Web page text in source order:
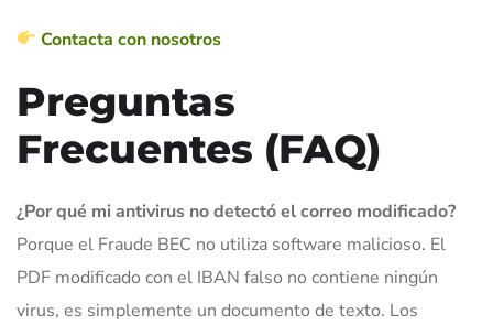
Contacta con nosotros
Preguntas
Frecuentes (FAQ)
¿Por qué mi antivirus no detectó el correo modificado?
Porque el Fraude BEC no utiliza software malicioso. El
PDF modificado con el IBAN falso no contiene ningún
virus, es simplemente un documento de texto. Los